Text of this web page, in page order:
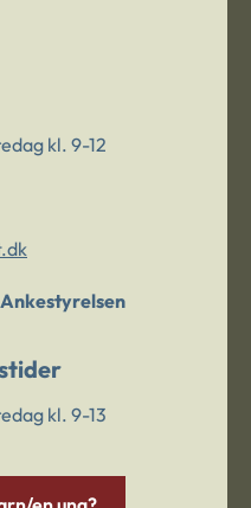
kl. 9-12
kl. 9-13